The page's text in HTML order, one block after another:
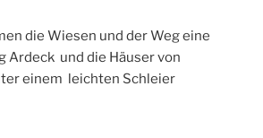
die Wiesen und der Weg eine
Ardeck und die Häuser von
einem leichten Schleier